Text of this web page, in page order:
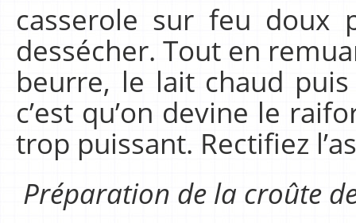
casserole sur feu doux
dessécher. Tout en
beurre, le lait chaud
c’est qu’on devine le
trop puissant. Rectifiez
Préparation de la croûte